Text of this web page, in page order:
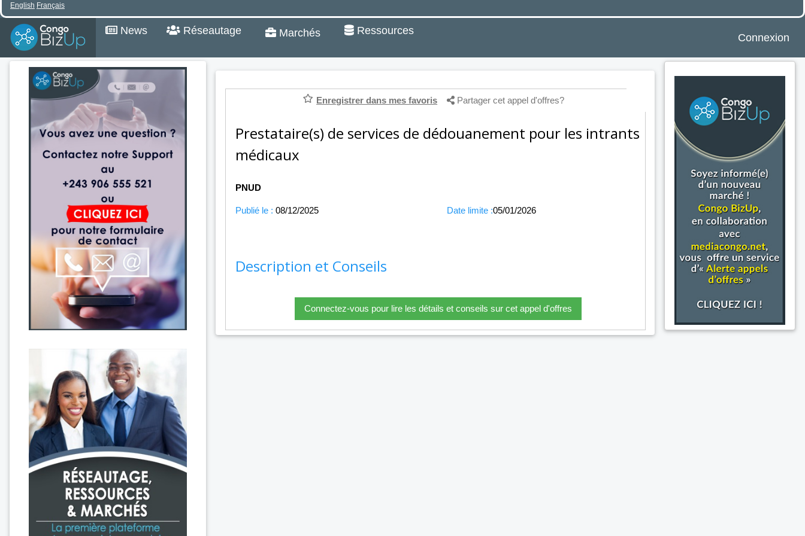
English Français
News Réseautage Marchés Ressources
Connexion
Enregistrer dans mes favoris Partager cet appel d'offres?
Prestataire(s) de services de dédouanement pour les intrants
médicaux
PNUD
Publié le : 08/12/2025 Date limite :05/01/2026
Description et Conseils
Connectez-vous pour lire les détails et conseils sur cet appel d'offres